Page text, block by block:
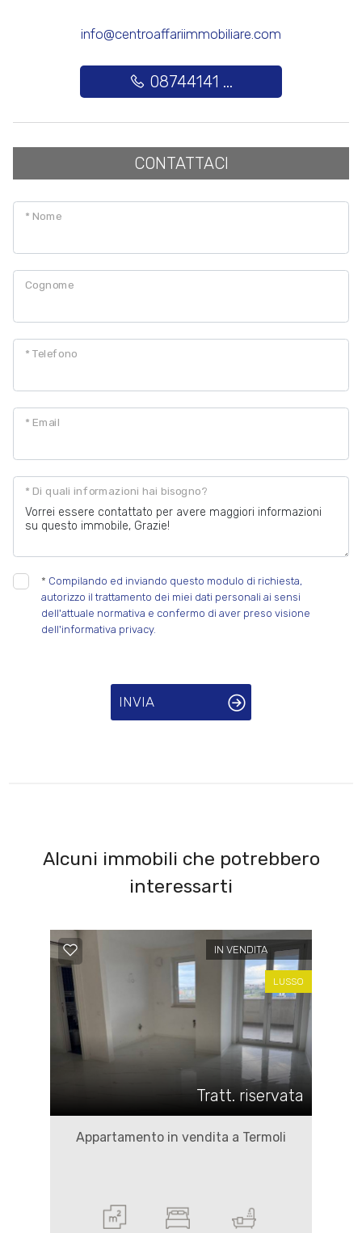
info@centroaffariimmobiliare.com
08744141 ...
CONTATTACI
* Nome
Cognome
* Telefono
* Email
* Di quali informazioni hai bisogno?
* Compilando ed inviando questo modulo di richiesta,
autorizzo il trattamento dei miei dati personali ai sensi
dell'attuale normativa e confermo di aver preso visione
dell'informativa privacy.
INVIA
Alcuni immobili che potrebbero
interessarti
IN VENDITA
LUSSO
Tratt. riservata
Appartamento in vendita a Termoli
Posto auto/Box
Balcone/Terrazzo
Arredato
Nuova costruzione
Lusso